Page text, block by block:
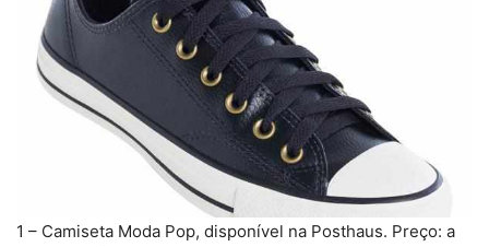
1 – Camiseta Moda Pop, disponível na Posthaus. Preço: a